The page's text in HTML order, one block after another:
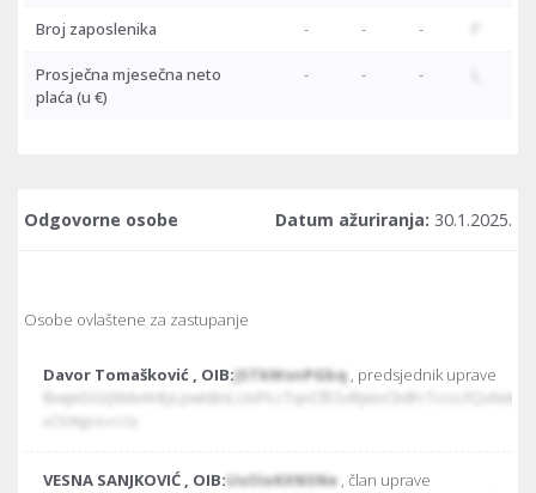
Broj zaposlenika - - -
Prosječna mjesečna neto
plaća (u €)
- - -
Odgovorne osobe Datum ažuriranja: 30.1.2025.
Osobe ovlaštene za zastupanje
Davor Tomašković , OIB:JSTkWsnPGbq , predsjednik uprave
aCSD#gŁdurLOy
VESNA SANJKOVIĆ , OIB:UsOixKXNSNe , član uprave